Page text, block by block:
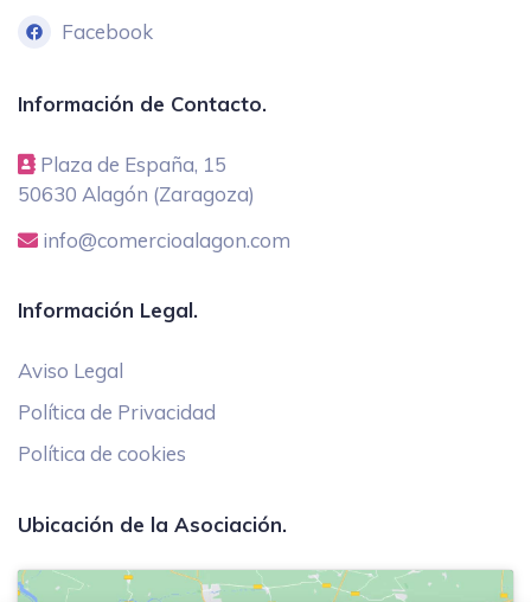
Facebook
Información de Contacto.
Plaza de España, 15
50630 Alagón (Zaragoza)
info@comercioalagon.com
Información Legal.
Aviso Legal
Política de Privacidad
Política de cookies
Ubicación de la Asociación.